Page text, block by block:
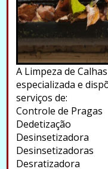
A Limpeza de
especializada e
serviços de:
Controle de Pragas
Dedetização
Desinsetizadora
Desinsetizadoras
Desratizadora